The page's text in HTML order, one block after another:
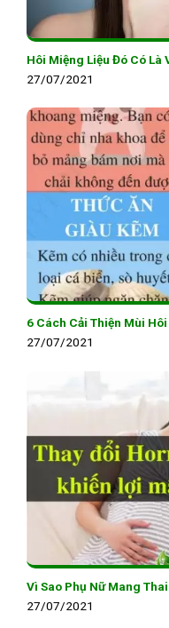
Hôi Miệng Liệu Đó Có Là
27/07/2021
6 Cách Cải Thiện Mùi
27/07/2021
Vì Sao Phụ Nữ Mang
27/07/2021